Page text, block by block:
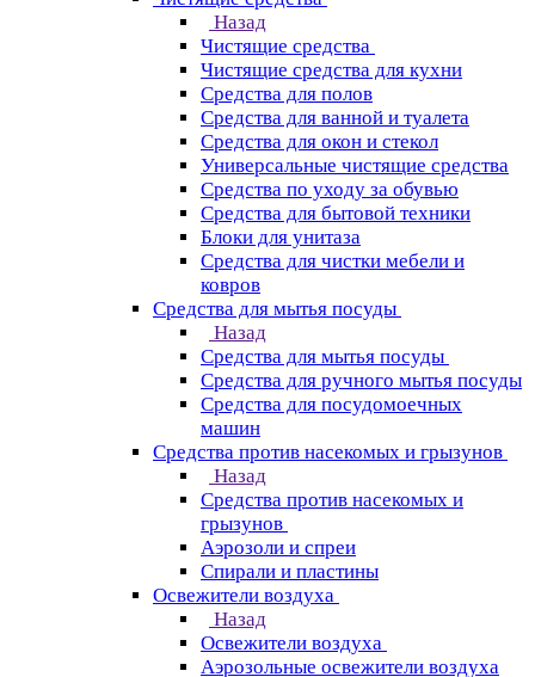
Назад
Чистящие средства
Чистящие средства для кухни
Средства для полов
Средства для ванной и туалета
Средства для окон и стекол
Универсальные чистящие средства
Средства по уходу за обувью
Средства для бытовой техники
Блоки для унитаза
Средства для чистки мебели и
ковров
Средства для мытья посуды
Назад
Средства для мытья посуды
Средства для ручного мытья посуды
Средства для посудомоечных
машин
Средства против насекомых и грызунов
Назад
Средства против насекомых и
грызунов
Аэрозоли и спреи
Спирали и пластины
Освежители воздуха
Назад
Освежители воздуха
Аэрозольные освежители воздуха